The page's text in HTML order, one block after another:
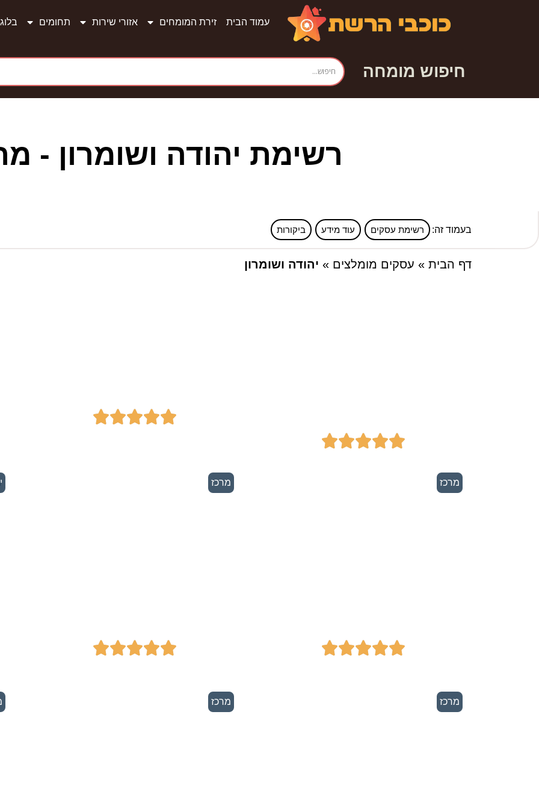
עמוד הבית זירת המומחים אזורי שירות תחומים בלוג
חיפוש מומחה
רשימת יהודה ושומרון -
בעמוד זה: רשימת עסקים עוד מידע ביקורות
דף הבית » עסקים מומלצים » יהודה ושומרון





מרכז





מרכז





מרכז





מרכז